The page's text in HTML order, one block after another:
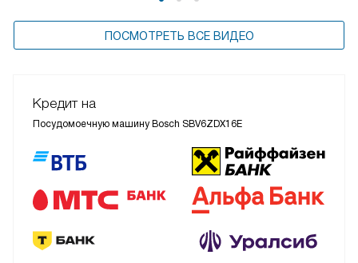
ПОСМОТРЕТЬ ВСЕ ВИДЕО
Кредит на
Посудомоечную машину Bosch SBV6ZDX16E